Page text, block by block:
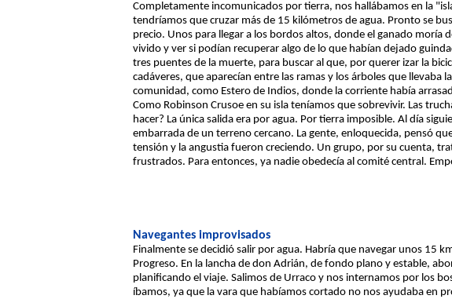
Completamente incomunicados por tierra, nos hallábamos en la
tendríamos que cruzar más de 15 kilómetros de agua. Pronto se
precio. Unos para llegar a los bordos altos, donde el ganado moría
vivido y ver si podían recuperar algo de lo que habían dejado
tres puentes de la muerte, para buscar al que, por querer izar la
cadáveres, que aparecían entre las ramas y los árboles que
comunidad, como Estero de Indios, donde la corriente había
Como Robinson Crusoe en su isla teníamos que sobrevivir. Las
hacer? La única salida era por agua. Por tierra imposible. Al día
embarrada de un terreno cercano. La gente, enloquecida, pensó
tensión y la angustia fueron creciendo. Un grupo, por su cuenta,
frustrados. Para entonces, ya nadie obedecía al comité central.
Navegantes improvisados
Finalmente se decidió salir por agua. Habría que navegar unos 15
Progreso. En la lancha de don Adrián, de fondo plano y estable,
planificando el viaje. Salimos de Urraco y nos internamos por los
íbamos, ya que la vara que habíamos cortado no nos ayudaba en